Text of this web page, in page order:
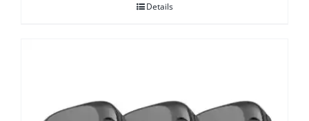
Details